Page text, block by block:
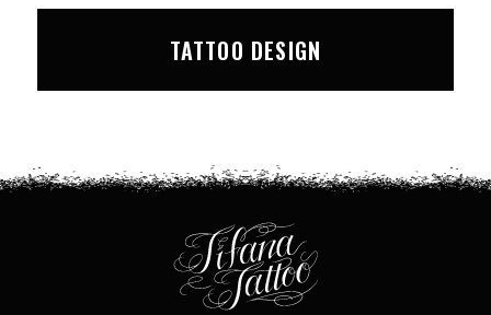
TATTOO DESIGN